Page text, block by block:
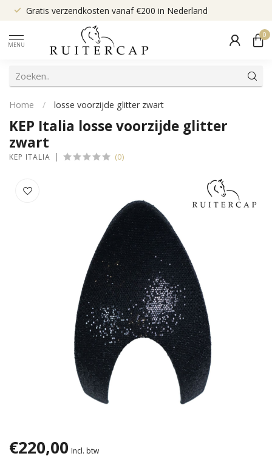
Gratis verzendkosten vanaf €200 in Nederland
MENU
0
Home / losse voorzijde glitter zwart
KEP Italia losse voorzijde glitter
zwart
KEP ITALIA (0)
€220,00 Incl. btw